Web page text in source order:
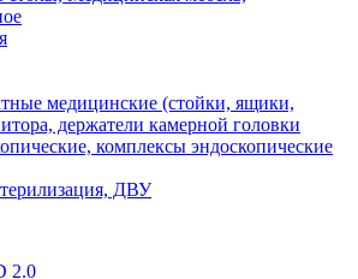
медицинские (стойки, ящики,
держатели камерной головки
комплексы эндоскопические
ДВУ
2.0